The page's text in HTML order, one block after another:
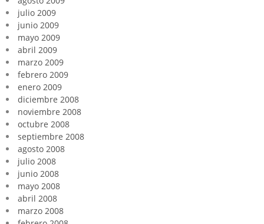
julio 2009
junio 2009
mayo 2009
abril 2009
marzo 2009
febrero 2009
enero 2009
diciembre 2008
noviembre 2008
octubre 2008
septiembre 2008
agosto 2008
julio 2008
junio 2008
mayo 2008
abril 2008
marzo 2008